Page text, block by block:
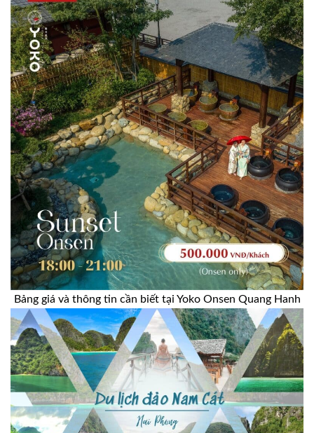
Bảng giá và thông tin cần biết tại Yoko Onsen Quang Hanh